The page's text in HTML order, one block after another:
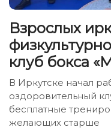
Взрослых
клуб бокса
В Иркутске начал
оздоровительный
бесплатные
желающих старше